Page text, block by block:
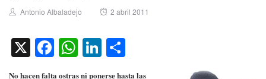
Author
Antonio Albaladejo
Posted
2 abril 2011
X Facebook
WhatsApp
LinkedIn
No hacen falta ostras ni ponerse hasta las